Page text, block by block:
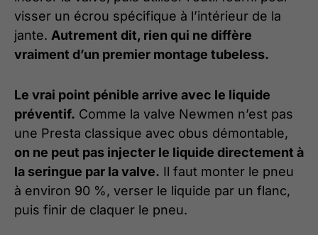
visser un écrou spécifique à l’intérieur de la
jante. Autrement dit, rien qui ne diffère
vraiment d’un premier montage tubeless.
Le vrai point pénible arrive avec le liquide
préventif. Comme la valve Newmen n’est pas
une Presta classique avec obus démontable,
on ne peut pas injecter le liquide directement à
la seringue par la valve. Il faut monter le pneu
à environ 90 %, verser le liquide par un flanc,
puis finir de claquer le pneu.